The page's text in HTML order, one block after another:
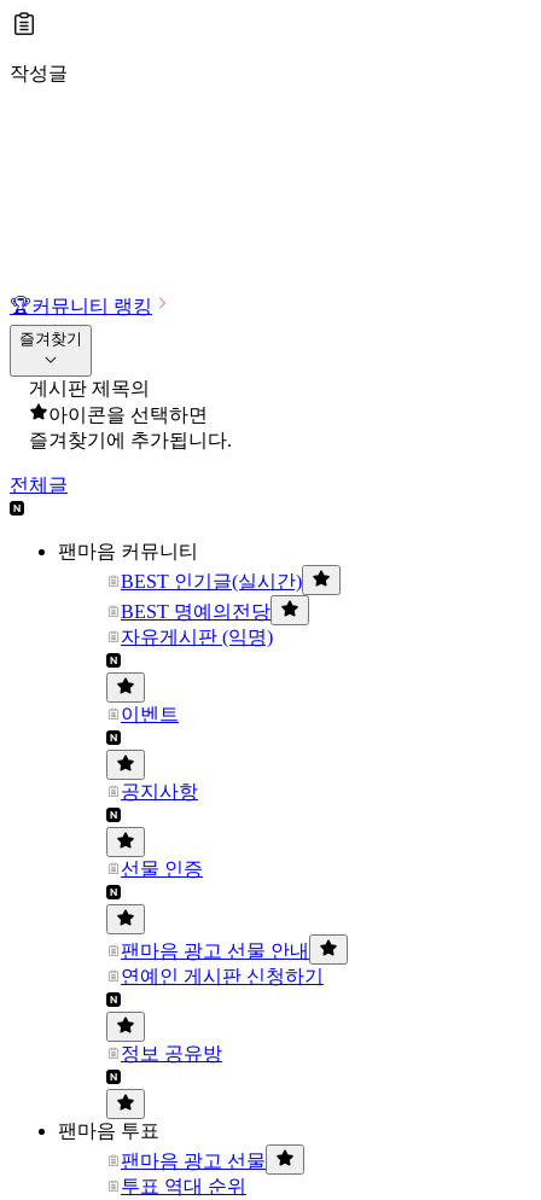
작성글
🏆커뮤니티 랭킹
즐겨찾기
게시판 제목의
아이콘을 선택하면
즐겨찾기에 추가됩니다.
전체글
팬마음 커뮤니티
BEST 인기글(실시간)
BEST 명예의전당
자유게시판 (익명)
이벤트
공지사항
선물 인증
팬마음 광고 선물 안내
연예인 게시판 신청하기
정보 공유방
팬마음 투표
팬마음 광고 선물
투표 역대 순위